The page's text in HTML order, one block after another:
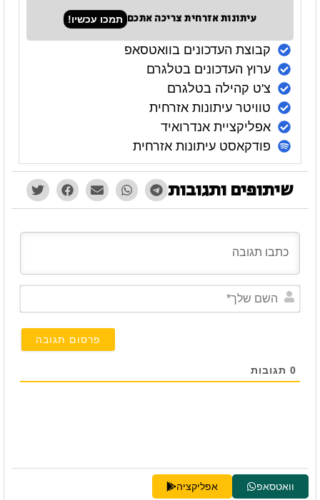
עיתונות אזרחית צריכה אתכם תמכו עכשיו!
קבוצת העדכונים בוואטסאפ
ערוץ העדכונים בטלגרם
צ'ט קהילה בטלגרם
טוויטר עיתונות אזרחית
אפליקציית אנדרואיד
פודקאסט עיתונות אזרחית
שיתופים ותגובות
0 תגובות
וואטסאפ אפליקציה